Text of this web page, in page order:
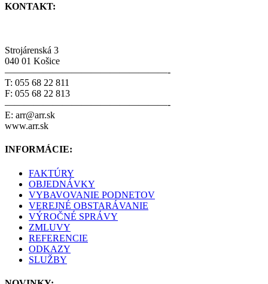
KONTAKT:
Strojárenská 3
040 01 Košice
—————————————————-
T: 055 68 22 811
F: 055 68 22 813
—————————————————-
E: arr@arr.sk
www.arr.sk
INFORMÁCIE:
FAKTÚRY
OBJEDNÁVKY
VYBAVOVANIE PODNETOV
VEREJNÉ OBSTARÁVANIE
VÝROČNÉ SPRÁVY
ZMLUVY
REFERENCIE
ODKAZY
SLUŽBY